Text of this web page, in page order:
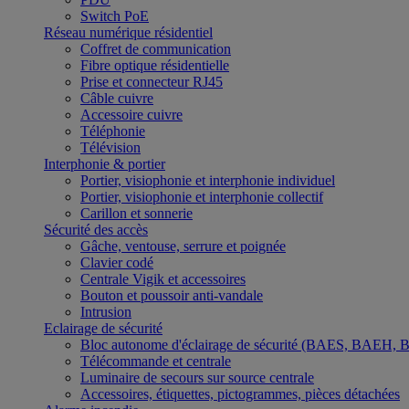
Switch PoE
Réseau numérique résidentiel
Coffret de communication
Fibre optique résidentielle
Prise et connecteur RJ45
Câble cuivre
Accessoire cuivre
Téléphonie
Télévision
Interphonie & portier
Portier, visiophonie et interphonie individuel
Portier, visiophonie et interphonie collectif
Carillon et sonnerie
Sécurité des accès
Gâche, ventouse, serrure et poignée
Clavier codé
Centrale Vigik et accessoires
Bouton et poussoir anti-vandale
Intrusion
Eclairage de sécurité
Bloc autonome d'éclairage de sécurité (BAES,
Télécommande et centrale
Luminaire de secours sur source centrale
Accessoires, étiquettes, pictogrammes, pièces détachées